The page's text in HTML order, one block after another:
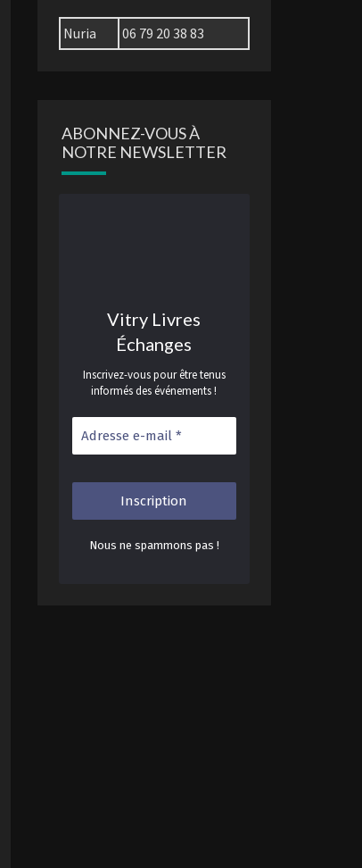
Nuria 06 79 20 38 83
ABONNEZ-VOUS À
NOTRE NEWSLETTER
Vitry Livres
Échanges
Inscrivez-vous pour être tenus
informés des événements !
Nous ne spammons pas !